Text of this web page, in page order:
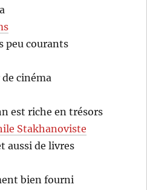
peu courants
cinéma
est riche en trésors
Stakhanoviste
aussi de livres
bien fourni